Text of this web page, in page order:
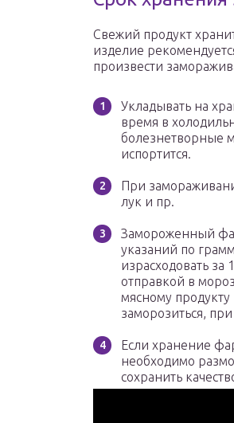
Свежий продукт
изделие
произвести
Укладывать на
время в
болезнетворные
испортится.
При
лук и пр.
Замороженный
указаний по
израсходовать
отправкой в
мясному
заморозиться,
Если хранение
необходимо
сохранить